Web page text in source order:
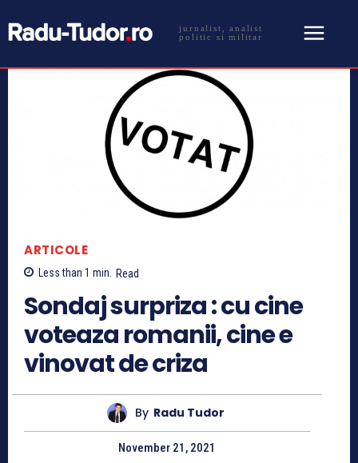
jurnalist, analist
politic si militar
ARTICOLE
Less than 1 min. Read
Sondaj surpriza : cu cine
voteaza romanii, cine e
vinovat de criza
By Radu Tudor
November 21, 2021